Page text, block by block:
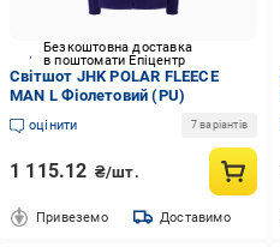
Безкоштовна доставка
в поштомати Епіцентр
Світшот JHK POLAR FLEECE
MAN L Фіолетовий (PU)
оцінити 7 варіантів
1 115.12 ₴/шт.
Привеземо Доставимо